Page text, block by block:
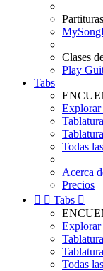
Clases
Play
Tabs
Explorar
Todas
Acerca
Precios
  Tabs 
Explorar
Todas